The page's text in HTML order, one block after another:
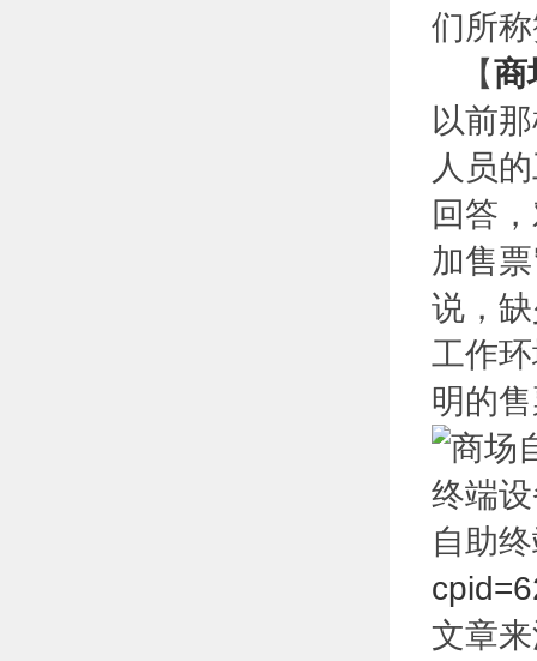
们所
【商
以前
人员
回答
加售
说，
工作
明的
自助
文章